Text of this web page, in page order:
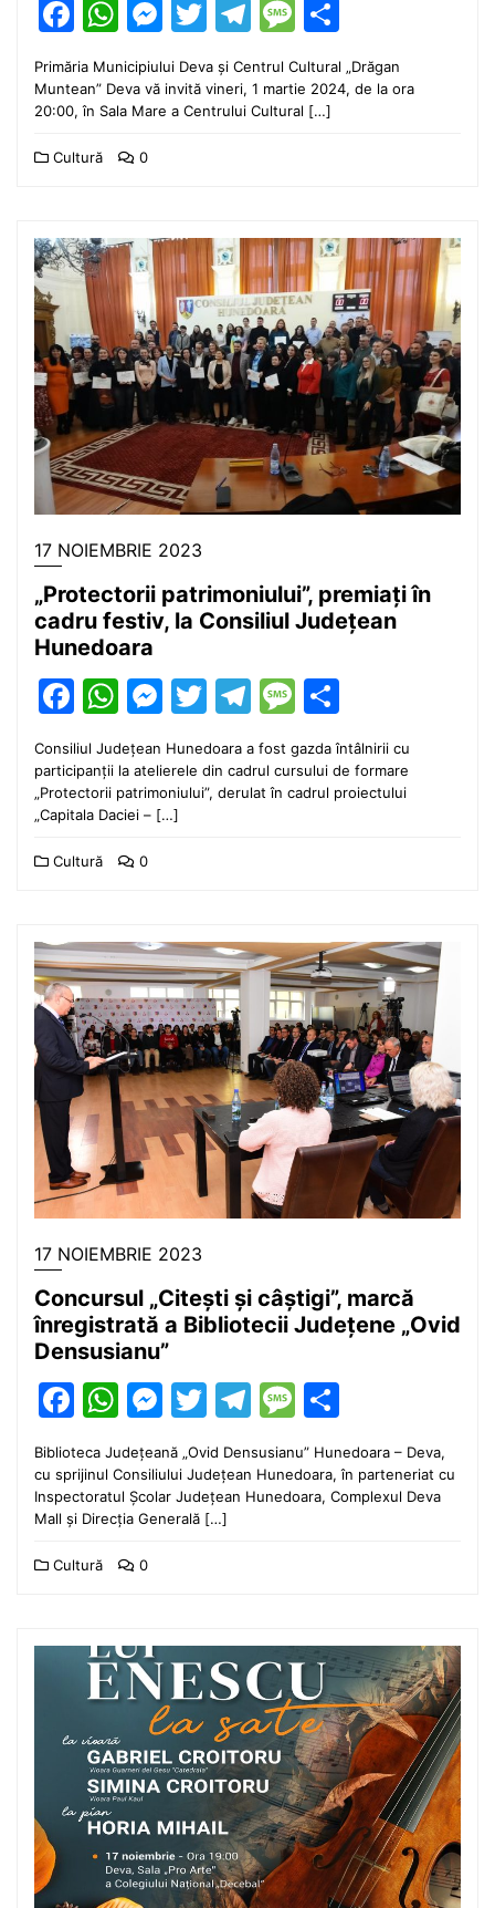
Facebook
WhatsApp
Messenger
Twitter
Telegram
Message
Primăria Municipiului Deva și Centrul Cultural „Drăgan
Muntean” Deva vă invită vineri, 1 martie 2024, de la ora
20:00, în Sala Mare a Centrului Cultural […]
Cultură 0
17 NOIEMBRIE 2023
„Protectorii patrimoniului”, premiați în
cadru festiv, la Consiliul Județean
Hunedoara
Facebook
WhatsApp
Messenger
Twitter
Telegram
Message
Consiliul Județean Hunedoara a fost gazda întâlnirii cu
participanții la atelierele din cadrul cursului de formare
„Protectorii patrimoniului”, derulat în cadrul proiectului
„Capitala Daciei – […]
Cultură 0
17 NOIEMBRIE 2023
Concursul „Citești și câștigi”, marcă
înregistrată a Bibliotecii Județene „Ovid
Densusianu”
Facebook
WhatsApp
Messenger
Twitter
Telegram
Message
Biblioteca Județeană „Ovid Densusianu” Hunedoara – Deva,
cu sprijinul Consiliului Județean Hunedoara, în parteneriat cu
Inspectoratul Școlar Județean Hunedoara, Complexul Deva
Mall și Direcția Generală […]
Cultură 0